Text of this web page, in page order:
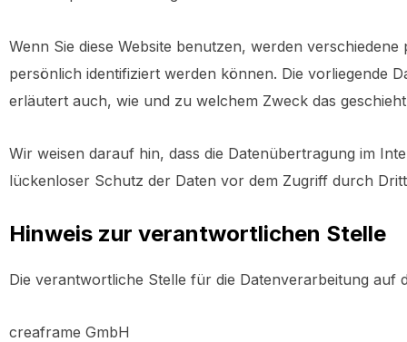
Wenn Sie diese Website benutzen, werden
persönlich identifiziert werden können. Die vorliegende
erläutert auch, wie und zu welchem Zweck das
Wir weisen darauf hin, dass die Datenübertragung im
lückenloser Schutz der Daten vor dem Zugriff durch
Hinweis zur verantwortlichen Stelle
Die verantwortliche Stelle für die Datenverarbeitung auf
creaframe GmbH